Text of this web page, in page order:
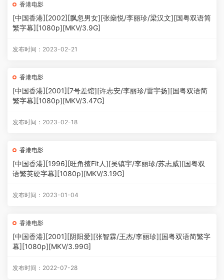
香港电影
[中国香港][2002][飘忽男女][张燊悦/李丽珍/梁汉文][国粤双语简
繁字幕][1080p][MKV/3.9G]
发布时间：2023-02-21
香港电影
[中国香港][2001][7号差馆][许志安/李丽珍/雷宇扬][国粤双语简
繁字幕][1080p][MKV/3.47G]
发布时间：2023-02-18
香港电影
[中国香港][1996][旺角揸Fit人][吴镇宇/李丽珍/苏志威][国粤双
语繁英硬字幕][1080p][MKV/3.19G]
发布时间：2023-01-04
香港电影
[中国香港][2001][阴阳爱][张智霖/王杰/李丽珍][国粤双语简繁字
幕][1080p][MKV/3.99G]
发布时间：2022-07-28